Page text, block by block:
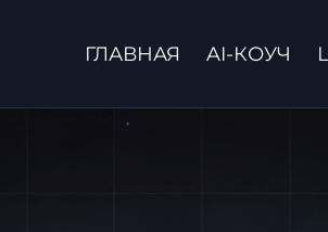
ГЛАВНАЯ AI-КОУЧ